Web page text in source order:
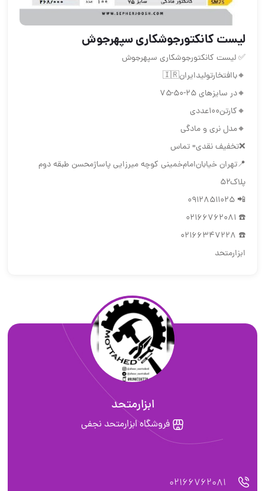
لیست کانکتورجوشکاری سپهرجوش
✅ لیست کانکتورجوشکاری سپهرجوش
🔸باافتخارتولیدایران🇮🇷
🔸در سایزهای ۲۵-۵۰-۷۵
🔸کارتن۱۰۰عددی
🔸مدل نری و مادگی
❌تخفیف نقدی= تماس
📍تهران ‌خیابان‌امام‌خمینی‌ کوچه میرزایی پاساژمحسن طبقه دوم
پلاک۵۲
📲 09128511025
☎️ 02166762081
☎️ 02166347228
ابزارمتحد
ابزارمتحد
فروشگاه ابزارمتحد نجفی
02166762081